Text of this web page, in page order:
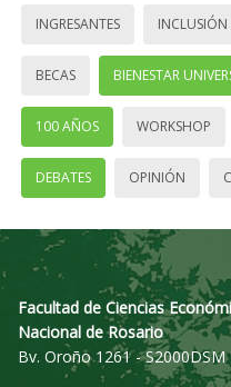
INGRESANTES INCLUSIÓN
BECAS BIENESTAR
100 AÑOS WORKSHOP
DEBATES OPINIÓN
Facultad de Ciencias
Nacional de Rosario
Bv. Oroño 1261 - S2000DSM